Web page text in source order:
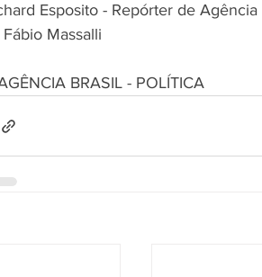
Esposito - Repórter de
Fábio Massalli
BRASIL - POLÍTICA